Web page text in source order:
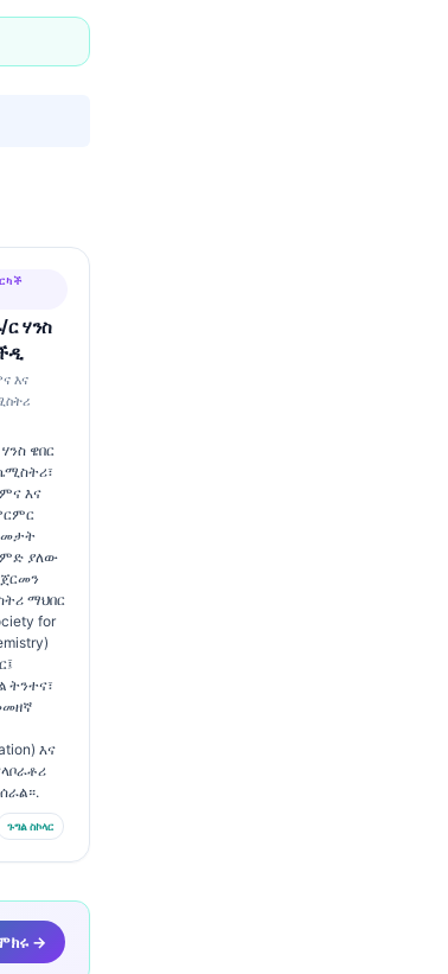
ሃንስ
እና
ዌበር
እና
ያለው
ማህበር
for
ትንተና፣
እና
ጉግል ስኮላር
→